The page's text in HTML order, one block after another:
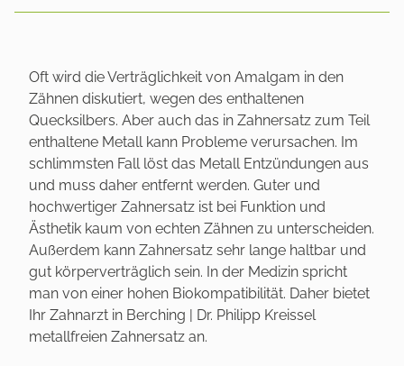
Oft wird die Verträglichkeit von Amalgam in den
Zähnen diskutiert, wegen des enthaltenen
Quecksilbers. Aber auch das in Zahnersatz zum Teil
enthaltene Metall kann Probleme verursachen. Im
schlimmsten Fall löst das Metall Entzündungen aus
und muss daher entfernt werden. Guter und
hochwertiger Zahnersatz ist bei Funktion und
Ästhetik kaum von echten Zähnen zu unterscheiden.
Außerdem kann Zahnersatz sehr lange haltbar und
gut körperverträglich sein. In der Medizin spricht
man von einer hohen Biokompatibilität. Daher bietet
Ihr Zahnarzt in Berching | Dr. Philipp Kreissel
metallfreien Zahnersatz an.